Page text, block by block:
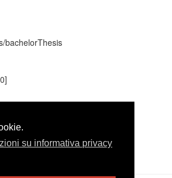
su informativa privacy
su informativa privacy
bachelorThesis